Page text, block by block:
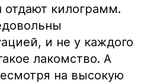
отдают килограмм.
и не у каждого
лакомство. А
на высокую